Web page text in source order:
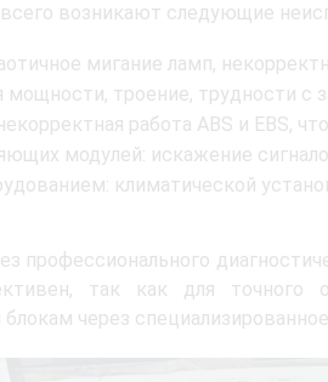
возникают следующие
мигание ламп,
мощности, троение, трудности с
работа ABS и EBS,
модулей: искажение
климатической
профессионального
так как для точного
через